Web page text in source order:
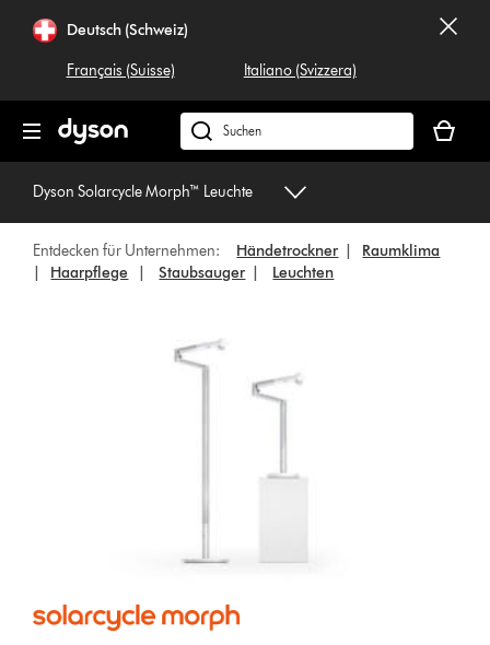
überspringenDeutsch (Schweiz)
Français (Suisse) Italiano (Svizzera)
Dyson.ch
durchsuchen
ist
Dyson Solarcycle Morph™ Leuchte
Entdecken für Unternehmen: Händetrockner
Raumklima
Haarpflege |Staubsauger Leuchten